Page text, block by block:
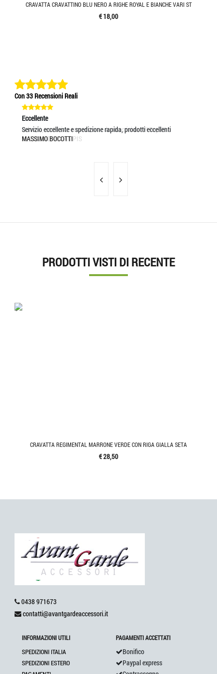
CRAVATTA CRAVATTINO BLU NERO A RIGHE ROYAL E BIANCHE VARI ST
€ 18,00
Con 33 Recensioni Reali
Eccellente
velocità, cortesia e merce come da descrizione !!! Top !!!!
ALESSANDRO LAMPIS
Eccellente
Servizio eccellente e spedizione rapida, prodotti eccellenti
MASSIMO BOCOTTI
PRODOTTI VISTI DI RECENTE
'.'
CRAVATTA REGIMENTAL MARRONE VERDE CON RIGA GIALLA SETA
€ 28,50
0438 971673
contatti@avantgardeaccessori.it
INFORMAZIONI UTILI
SPEDIZIONI ITALIA
SPEDIZIONI ESTERO
PAGAMENTI ACCETTATI
Bonifico
Paypal express